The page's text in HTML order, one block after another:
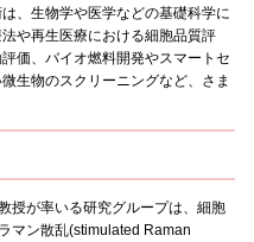
、生物学や医学などの基礎科学に
や再生医療における細胞品質評
価、バイオ燃料開発やスマートセ
生物のスクリーニングなど、さま
授が率いる研究グループは、細胞
マン散乱(stimulated Raman